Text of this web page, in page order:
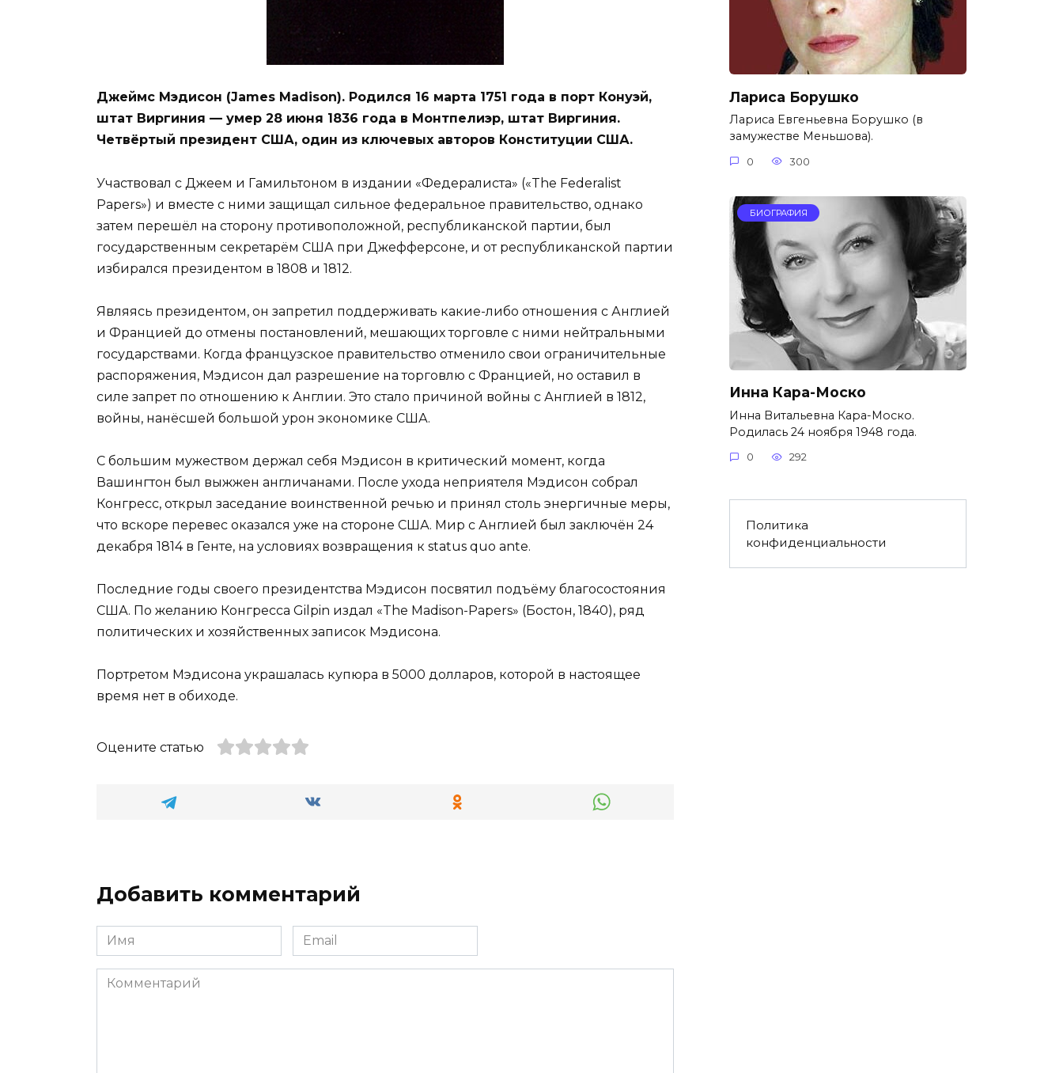
Джеймс Мэдисон (James Madison). Родился 16 марта 1751 года в порт Конуэй,
штат Виргиния — умер 28 июня 1836 года в Монтпелиэр, штат Виргиния.
Четвёртый президент США, один из ключевых авторов Конституции США.
Участвовал с Джеем и Гамильтоном в издании «Федералиста» («The Federalist
Papers») и вместе с ними защищал сильное федеральное правительство, однако
затем перешёл на сторону противоположной, республиканской партии, был
государственным секретарём США при Джефферсоне, и от республиканской партии
избирался президентом в 1808 и 1812.
Являясь президентом, он запретил поддерживать какие-либо отношения с Англией
и Францией до отмены постановлений, мешающих торговле с ними нейтральными
государствами. Когда французское правительство отменило свои ограничительные
распоряжения, Мэдисон дал разрешение на торговлю с Францией, но оставил в
силе запрет по отношению к Англии. Это стало причиной войны с Англией в 1812,
войны, нанёсшей большой урон экономике США.
С большим мужеством держал себя Мэдисон в критический момент, когда
Вашингтон был выжжен англичанами. После ухода неприятеля Мэдисон собрал
Конгресс, открыл заседание воинственной речью и принял столь энергичные меры,
что вскоре перевес оказался уже на стороне США. Мир с Англией был заключён 24
декабря 1814 в Генте, на условиях возвращения к status quo ante.
Последние годы своего президентства Мэдисон посвятил подъёму благосостояния
США. По желанию Конгресса Gilpin издал «The Madison-Papers» (Бостон, 1840), ряд
политических и хозяйственных записок Мэдисона.
Портретом Мэдисона украшалась купюра в 5000 долларов, которой в настоящее
время нет в обиходе.
Оцените статью
Добавить комментарий
Имя
*
Email
*
Комментарий
Лариса Борушко
Лариса Евгеньевна Борушко (в
замужестве Меньшова).
0 300
БИОГРАФИЯ
Инна Кара-Моско
Инна Витальевна Кара-Моско.
Родилась 24 ноября 1948 года.
0 292
Политика
конфиденциальности